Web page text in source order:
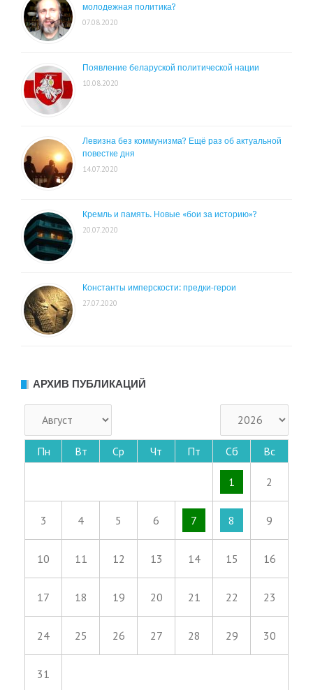
молодежная политика?
07.08.2020
Появление беларуской политической нации
10.08.2020
Левизна без коммунизма? Ещё раз об актуальной
повестке дня
14.07.2020
Кремль и память. Новые «бои за историю»?
20.07.2020
Константы имперскости: предки-герои
27.07.2020
АРХИВ ПУБЛИКАЦИЙ
Пн Вт Ср Чт Пт Сб Вс
1 2
3 4 5 6 7 8 9
10 11 12 13 14 15 16
17 18 19 20 21 22 23
24 25 26 27 28 29 30
31